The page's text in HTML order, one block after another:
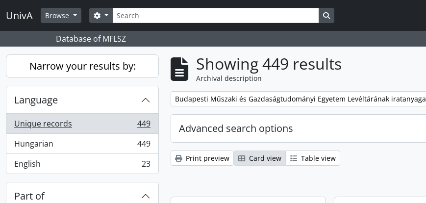
Skip to main content
UnivA Browse Search
Search options Search in browse page
Database of MFLSZ
Narrow your results by:
Language
Unique records
, 449 results
449
Hungarian
, 449 results
449
English
, 23 results 23
Part of
Showing 449 results
Archival description
Remove filter:
Budapesti Műszaki és Gazdaságtudományi Egyetem Levéltárának iratanyaga
Advanced search options
Print preview Card view Table view